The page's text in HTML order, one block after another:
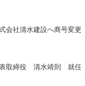
会社清水建設へ商号変更
取締役 清水靖則 就任